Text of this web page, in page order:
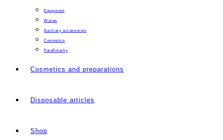
Equipment
Waxes
Auxiliary accessories
Cosmetics
Parafiniarky
Cosmetics and preparations
Disposable articles
Shop